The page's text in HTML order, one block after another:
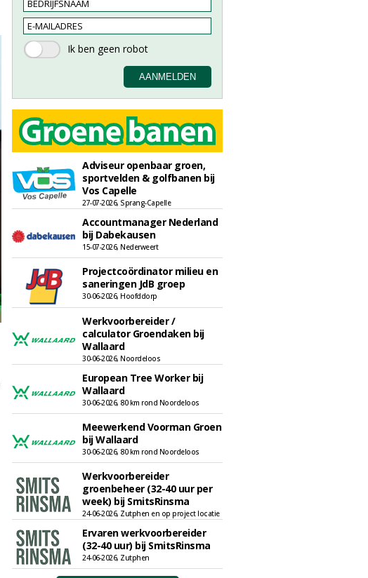
Adviseur openbaar groen,
sportvelden & golfbanen bij
Vos Capelle
27-07-2026, Sprang-Capelle
Accountmanager Nederland
bij Dabekausen
15-07-2026, Nederweert
Projectcoördinator milieu en
saneringen JdB groep
30-06-2026, Hoofddorp
Werkvoorbereider /
calculator Groendaken bij
Wallaard
30-06-2026, Noordeloos
European Tree Worker bij
Wallaard
30-06-2026, 80 km rond Noordeloos
Meewerkend Voorman Groen
bij Wallaard
30-06-2026, 80 km rond Noordeloos
Werkvoorbereider
groenbeheer (32-40 uur per
week) bij SmitsRinsma
24-06-2026, Zutphen en op project locatie
Ervaren werkvoorbereider
(32-40 uur) bij SmitsRinsma
24-06-2026, Zutphen